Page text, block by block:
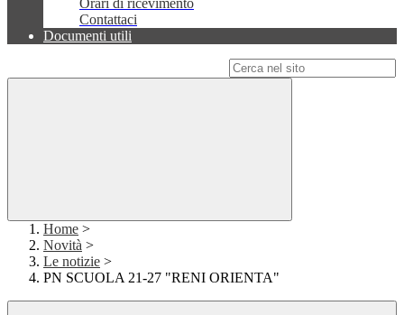
Orari di ricevimento
Contattaci
Documenti utili
Home >
Novità >
Le notizie >
PN SCUOLA 21-27 "RENI ORIENTA"